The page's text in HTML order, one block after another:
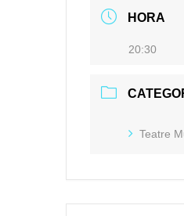
HORA
20:30
Teatre